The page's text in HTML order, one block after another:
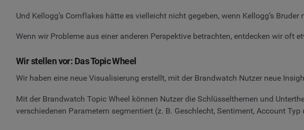
Und Kellogg’s Cornflakes hätte es vielleicht nicht gegeben, wenn Kellogg’s
Wenn wir Probleme aus einer anderen Perspektive betrachten, entdecken wir oft
Wir stellen vor: Das Topic Wheel
Wir haben eine neue Visualisierung erstellt, mit der Brandwatch Nutzer neue
Mit der Brandwatch Topic Wheel können Nutzer die Schlüsselthemen und
verschiedenen Parametern segmentiert (z. B. Geschlecht, Sentiment, Account Typ